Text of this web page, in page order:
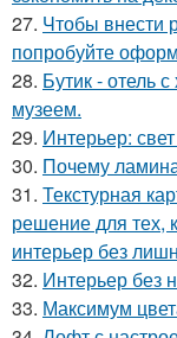
27. Чтобы внести
попробуйте
28. Бутик - отель
музеем.
29. Интерьер:
30. Почему
31. Текстурная
решение для тех,
интерьер без
32. Интерьер без
33. Максимум